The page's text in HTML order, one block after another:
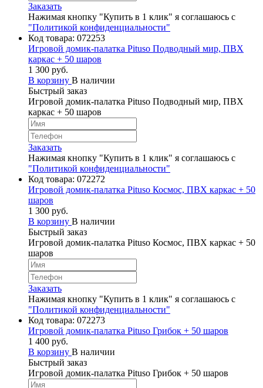
Заказать
Нажимая кнопку "Купить в 1 клик" я соглашаюсь с
"Политикой конфиденциальности"
Код товара: 072253
Игровой домик-палатка Pituso Подводный мир, ПВХ
каркас + 50 шаров
1 300 руб.
В корзину В наличии
Быстрый заказ
Игровой домик-палатка Pituso Подводный мир, ПВХ
каркас + 50 шаров
Заказать
Нажимая кнопку "Купить в 1 клик" я соглашаюсь с
"Политикой конфиденциальности"
Код товара: 072272
Игровой домик-палатка Pituso Космос, ПВХ каркас + 50
шаров
1 300 руб.
В корзину В наличии
Быстрый заказ
Игровой домик-палатка Pituso Космос, ПВХ каркас + 50
шаров
Заказать
Нажимая кнопку "Купить в 1 клик" я соглашаюсь с
"Политикой конфиденциальности"
Код товара: 072273
Игровой домик-палатка Pituso Грибок + 50 шаров
1 400 руб.
В корзину В наличии
Быстрый заказ
Игровой домик-палатка Pituso Грибок + 50 шаров